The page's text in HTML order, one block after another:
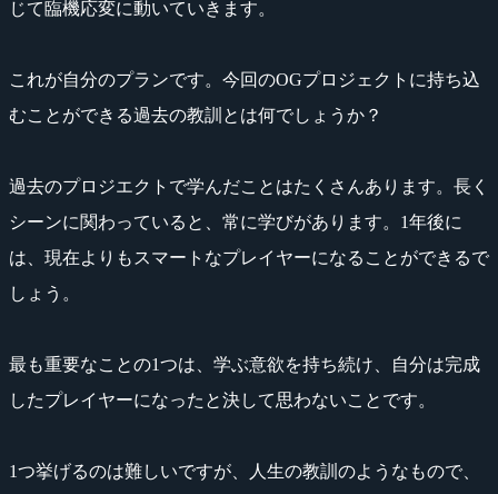
じて臨機応変に動いていきます。
これが自分のプランです。今回のOGプロジェクトに持ち込
むことができる過去の教訓とは何でしょうか？
過去のプロジエクトで学んだことはたくさんあります。長く
シーンに関わっていると、常に学びがあります。1年後に
は、現在よりもスマートなプレイヤーになることができるで
しょう。
最も重要なことの1つは、学ぶ意欲を持ち続け、自分は完成
したプレイヤーになったと決して思わないことです。
1つ挙げるのは難しいですが、人生の教訓のようなもので、